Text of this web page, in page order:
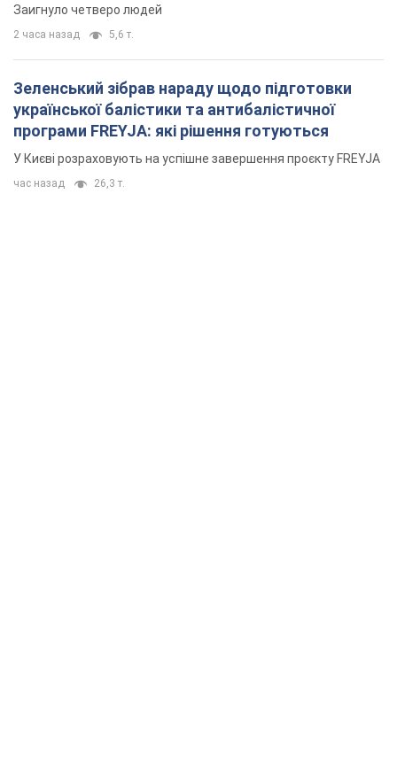
Заигнуло четверо людей
2 часа назад 5,6 т.
Зеленський зібрав нараду щодо підготовки
української балістики та антибалістичної
програми FREYJA: які рішення готуються
У Києві розраховують на успішне завершення проєкту FREYJA
час назад 26,3 т.